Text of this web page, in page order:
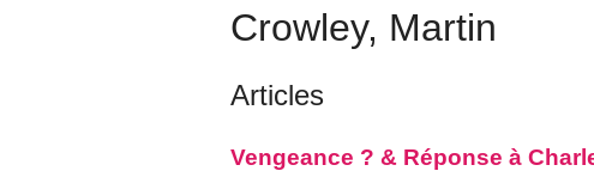
Crowley, Martin
Articles
Vengeance ? & Réponse à